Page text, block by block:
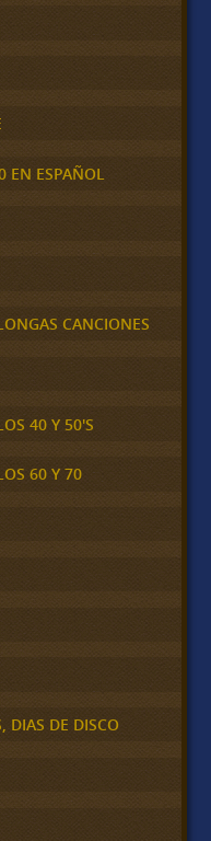
EN ESPAÑOL
CANCIONES
40 Y 50'S
60 Y 70
DIAS DE DISCO